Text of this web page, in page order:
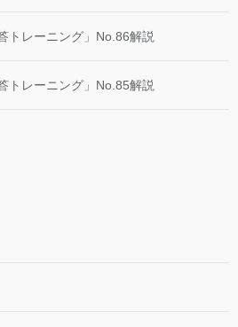
トレーニング」No.86解説
トレーニング」No.85解説